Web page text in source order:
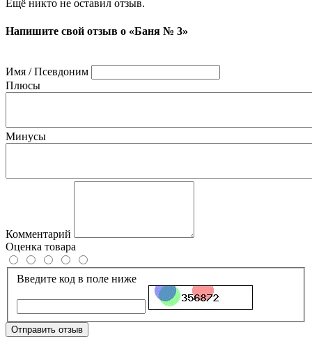
Ещё никто не оставил отзыв.
Напишите свой отзыв о «Баня № 3»
Имя / Псевдоним
Плюсы
Минусы
Комментарий
Оценка товара
Введите код в поле ниже
Отправить отзыв